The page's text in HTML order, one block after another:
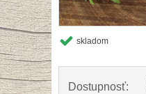
skladom
Dostupnosť: